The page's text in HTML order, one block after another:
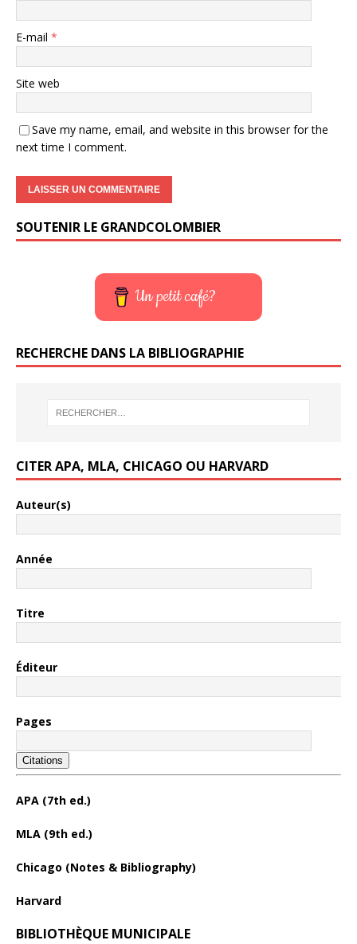
E-mail *
Site web
Save my name, email, and website in this browser for the
next time I comment.
SOUTENIR LE GRANDCOLOMBIER
Un petit café?
RECHERCHE DANS LA BIBLIOGRAPHIE
CITER APA, MLA, CHICAGO OU HARVARD
Auteur(s)
Année
Titre
Éditeur
Pages
Citations
APA (7th ed.)
MLA (9th ed.)
Chicago (Notes & Bibliography)
Harvard
BIBLIOTHÈQUE MUNICIPALE